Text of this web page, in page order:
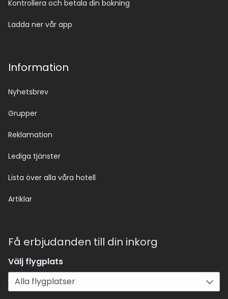
Kontrollera och betala din bokning
Ladda ner vår app
Information
Nyhetsbrev
Grupper
Reklamation
Lediga tjänster
Lista över alla våra hotell
Artiklar
Få erbjudanden till din inkorg
Välj flygplats